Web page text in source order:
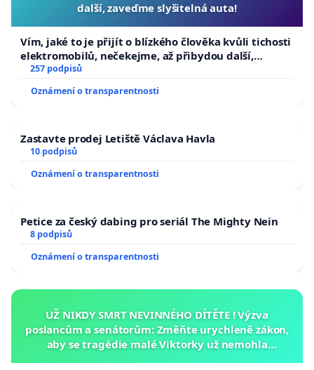
další, zaveďme slyšitelná auta!
Vím, jaké to je přijít o blízkého člověka kvůli tichosti
elektromobilů, nečekejme, až přibydou další,
zaveďme slyšitelná auta!
257 podpisů
Oznámení o transparentnosti
Zastavte prodej Letiště Václava Havla
10 podpisů
Oznámení o transparentnosti
Petice za český dabing pro seriál The Mighty Nein
8 podpisů
Oznámení o transparentnosti
UŽ NIKDY SMRT NEVINNÉHO DÍTĚTE ! Výzva
poslancům a senátorům: Změňte urychleně zákon,
aby se tragédie malé Viktorky už nemohla